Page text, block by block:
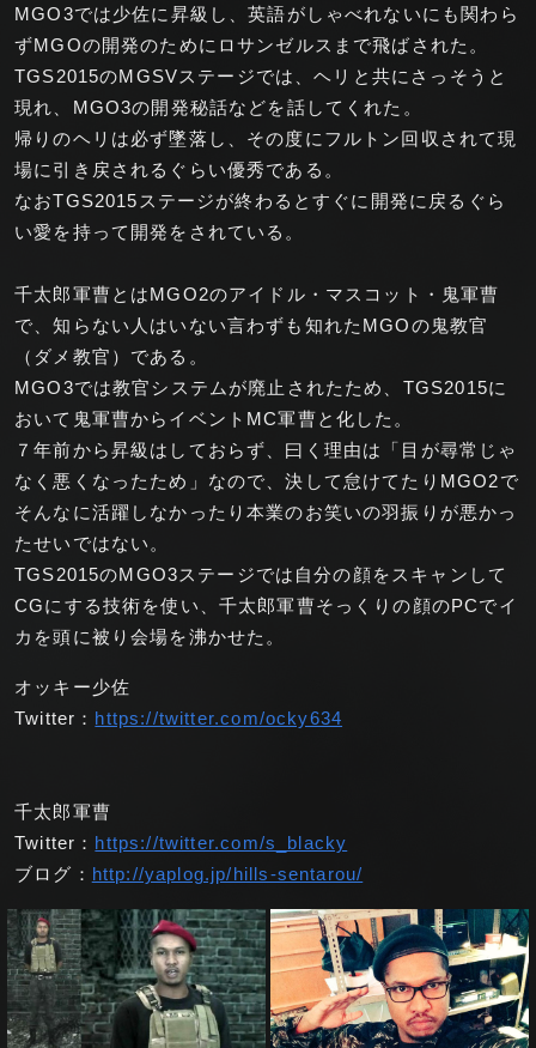
MGO3では少佐に昇級し、英語がしゃべれないにも関わら
ずMGOの開発のためにロサンゼルスまで飛ばされた。
TGS2015のMGSVステージでは、ヘリと共にさっそうと
現れ、MGO3の開発秘話などを話してくれた。
帰りのヘリは必ず墜落し、その度にフルトン回収されて現
場に引き戻されるぐらい優秀である。
なおTGS2015ステージが終わるとすぐに開発に戻るぐら
い愛を持って開発をされている。
千太郎軍曹とはMGO2のアイドル・マスコット・鬼軍曹
で、知らない人はいない言わずも知れたMGOの鬼教官
（ダメ教官）である。
MGO3では教官システムが廃止されたため、TGS2015に
おいて鬼軍曹からイベントMC軍曹と化した。
７年前から昇級はしておらず、曰く理由は「目が尋常じゃ
なく悪くなったため」なので、決して怠けてたりMGO2で
そんなに活躍しなかったり本業のお笑いの羽振りが悪かっ
たせいではない。
TGS2015のMGO3ステージでは自分の顔をスキャンして
CGにする技術を使い、千太郎軍曹そっくりの顔のPCでイ
カを頭に被り会場を沸かせた。
オッキー少佐
Twitter： https://twitter.com/ocky634
千太郎軍曹
Twitter： https://twitter.com/s_blacky
ブログ： http://yaplog.jp/hills-sentarou/